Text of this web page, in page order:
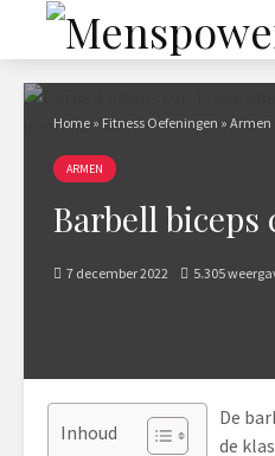
Home » Fitness Oefeningen » Armen
ARMEN
Barbell biceps
7 december 2022 5.305
Inhoud
De
de